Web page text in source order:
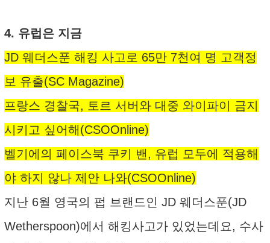
4. 유럽은 지금
JD 웨더스푼 해킹 사고로 65만 7천여 명 고객정
보 유출(SC Magazine)
프랑스 경찰국, 토르 서버와 대중 와이파이 금지
시키고 싶어해(CSOOnline)
벨기에의 페이스북 쿠키 밴, 유럽 모두에 적용해
야 하지 않나 제안 나와(CSOOnline)
지난 6월 영국의 펍 브랜드인 JD 웨더스푼(JD
Wetherspoon)에서 해킹사고가 있었는데요, 수사